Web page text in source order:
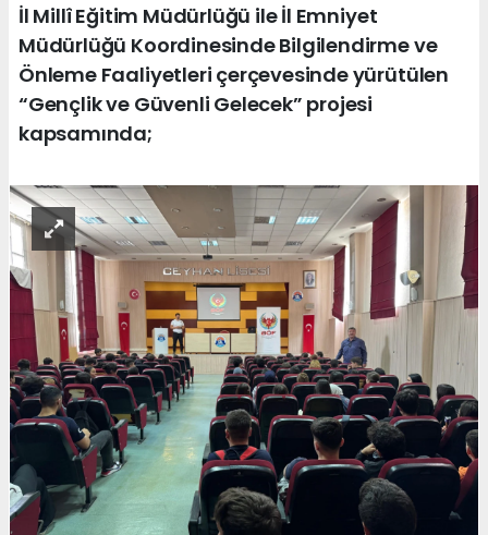
İl Millî Eğitim Müdürlüğü ile İl Emniyet
Müdürlüğü Koordinesinde Bilgilendirme ve
Önleme Faaliyetleri çerçevesinde yürütülen
“Gençlik ve Güvenli Gelecek” projesi
kapsamında;